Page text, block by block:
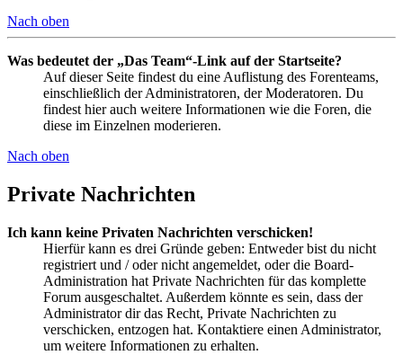
Nach oben
Was bedeutet der „Das Team“-Link auf der Startseite?
Auf dieser Seite findest du eine Auflistung des Forenteams,
einschließlich der Administratoren, der Moderatoren. Du
findest hier auch weitere Informationen wie die Foren, die
diese im Einzelnen moderieren.
Nach oben
Private Nachrichten
Ich kann keine Privaten Nachrichten verschicken!
Hierfür kann es drei Gründe geben: Entweder bist du nicht
registriert und / oder nicht angemeldet, oder die Board-
Administration hat Private Nachrichten für das komplette
Forum ausgeschaltet. Außerdem könnte es sein, dass der
Administrator dir das Recht, Private Nachrichten zu
verschicken, entzogen hat. Kontaktiere einen Administrator,
um weitere Informationen zu erhalten.